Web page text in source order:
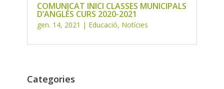
COMUNICAT INICI CLASSES MUNICIPALS
D’ANGLÉS CURS 2020-2021
gen. 14, 2021 | Educació, Notícies
Categories